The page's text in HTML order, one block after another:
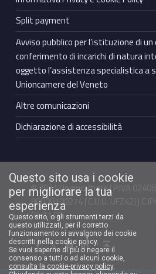
Split payment
Avviso pubblico per l’istituzione di
conferimento di incarichi di natura
oggetto l’assistenza specialistica a
Unioncamere del Veneto
Altre comunicazioni
Dichiarazione di accessibilità
© 2021 Unioncamere | P.IVA
80009100274 | C.U.U. UFZ42J |
94.11.00
Facebook Unioncamere VenetoTwitter Unioncamere VenetoYoutube Unioncamere VenetoLinkedin Unioncamere Veneto Torna in cima ↑
Questo sito usa i cookie
per migliorare la tua
esperienza
Questo sito, o gli strumenti terzi da
questo utilizzati, per il corretto
funzionamento si avvalgono dei cookie
descritti nella cookie policy.
Se vuoi saperne di più o negare il
consenso a tutti o ad alcuni cookie,
consulta la cookie-privacy policy.